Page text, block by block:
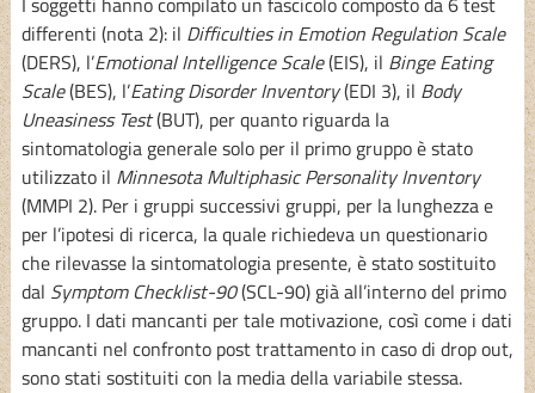
differenti (nota 2): il Difficulties in Emotion Regulation Scale
(DERS), l’Emotional Intelligence Scale(EIS), il Binge Eating
Scale(BES), l’Eating Disorder Inventory(EDI 3), il Body
Uneasiness Test(BUT), per quanto riguarda la
sintomatologia generale solo per il primo gruppo è stato
utilizzato il Minnesota Multiphasic Personality Inventory
(MMPI 2). Per i gruppi successivi gruppi, per la lunghezza e
per l’ipotesi di ricerca, la quale richiedeva un questionario
che rilevasse la sintomatologia presente, è stato sostituito
dal Symptom Checklist-90(SCL-90) già all’interno del primo
gruppo. I dati mancanti per tale motivazione, così come i dati
mancanti nel confronto post trattamento in caso di drop out,
sono stati sostituiti con la media della variabile stessa.